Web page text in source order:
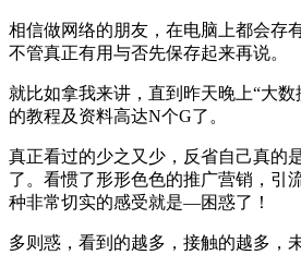
相信做网络的朋友，在电脑上都会存
不管真正有用与否先保存起来再说。
就比如拿我来讲，直到昨天晚上“大
的教程及资料高达N个G了。
真正看过的少之又少，反省自己真的
了。看惯了形形色色的推广营销，引
种非常切实的感受就是—困惑了！
多则惑，看到的越多，接触的越多，